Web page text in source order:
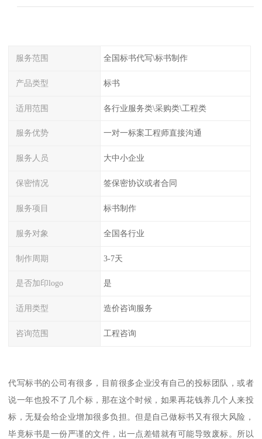
服务范围 全国标书代写\标书制作
产品类型 标书
适用范围 各行业服务类\采购类\工程类
服务优势 一对一标案工程师直接沟通
服务人员 大中小企业
保密情况 签保密协议或者合同
服务项目 标书制作
服务对象 全国各行业
制作周期 3-7天
是否加印logo 是
适用类型 造价咨询服务
咨询范围 工程咨询
代写标书的公司有很多，目前很多企业没有自己的投标团队，或者
说一年也投不了几个标，那在这个时候，如果再花钱养几个人来投
标，无疑会给企业增加很多负担。但是自己做标书又有很大风险，
毕竟标书是一份严谨的文件，出一点差错就有可能导致废标。所以